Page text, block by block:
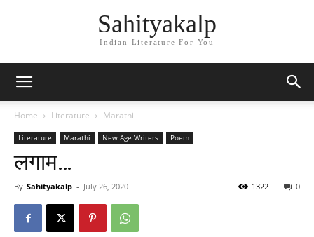
Sahityakalp
Indian Literature For You
Home Literature Marathi
Literature Marathi New Age Writers Poem
लगाम…
By Sahityakalp - July 26, 2020 0
1322